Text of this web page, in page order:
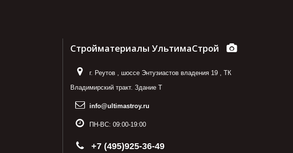
Стройматериалы УльтимаСтрой
г. Реутов, шоссе Энтузиастов владения 19, ТК
Владимирский тракт. Здание Т
info@ultimastroy.ru
ПН-ВС: 09:00-19:00
+7 (495)925-36-49